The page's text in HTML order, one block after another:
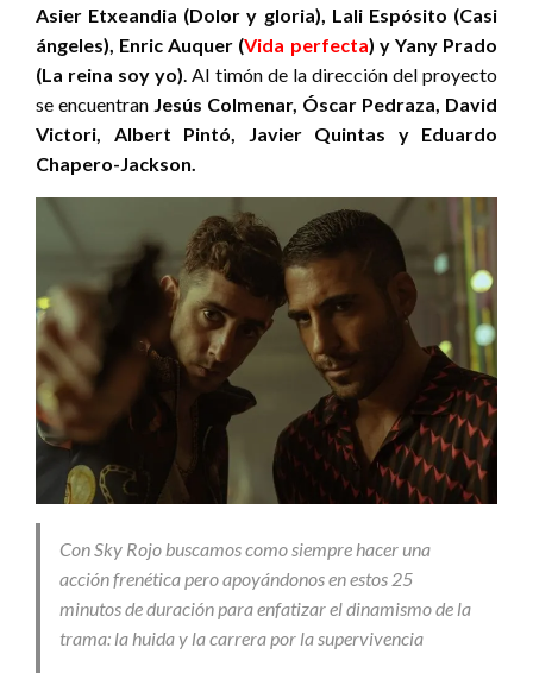
Asier Etxeandia (Dolor y gloria), Lali Espósito (Casi
ángeles), Enric Auquer (Vida perfecta) y Yany Prado
(La reina soy yo) . Al timón de la dirección del proyecto
se encuentran Jesús Colmenar, Óscar Pedraza, David
Victori, Albert Pintó, Javier Quintas y Eduardo
Chapero-Jackson.
Con Sky Rojo buscamos como siempre hacer una
acción frenética pero apoyándonos en estos 25
minutos de duración para enfatizar el dinamismo de la
trama: la huida y la carrera por la supervivencia